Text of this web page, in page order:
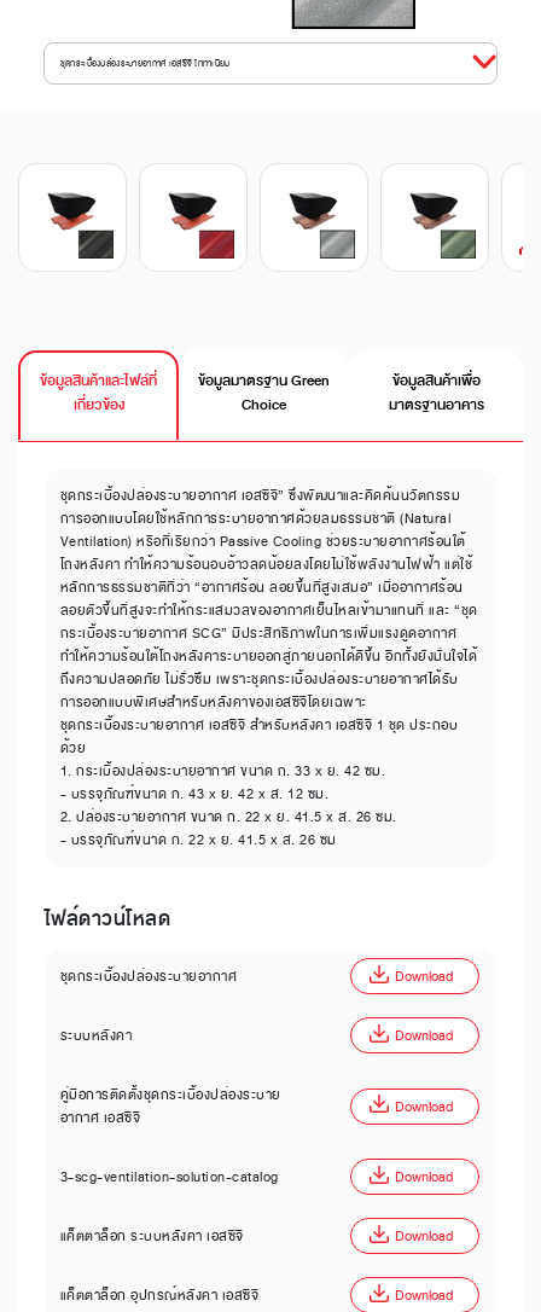
ชุดกระเบื้องปล่องระบายอากาศ เอสซีจี ไททาเนียม
ข้อมูลสินค้าและไฟล์ที่
เกี่ยวข้อง
ข้อมูลมาตรฐาน Green
Choice
ข้อมูลสินค้าเพื่อ
มาตรฐานอาคาร
ชุดกระเบื้องปล่องระบายอากาศ เอสซีจี” ซึ่งพัฒนาและคิดค้นนวัตกรรม
การออกแบบโดยใช้หลักการระบายอากาศด้วยลมธรรมชาติ (Natural
Ventilation) หรือที่เรียกว่า Passive Cooling ช่วยระบายอากาศร้อนใต้
โถงหลังคา ทำให้ความร้อนอบอ้าวลดน้อยลงโดยไม่ใช้พลังงานไฟฟ้า แต่ใช้
หลักการธรรมชาติที่ว่า “อากาศร้อน ลอยขึ้นที่สูงเสมอ” เมื่ออากาศร้อน
ลอยตัวขึ้นที่สูงจะทำให้กระแสมวลของอากาศเย็นไหลเข้ามาแทนที่ และ “ชุด
กระเบื้องระบายอากาศ SCG” มีประสิทธิภาพในการเพิ่มแรงดูดอากาศ
ทำให้ความร้อนใต้โถงหลังคาระบายออกสู่ภายนอกได้ดีขึ้น อีกทั้งยังมั่นใจได้
ถึงความปลอดภัย ไม่รั่วซึม เพราะชุดกระเบื้องปล่องระบายอากาศได้รับ
การออกแบบพิเศษสำหรับหลังคาของเอสซีจีโดยเฉพาะ
ชุดกระเบื้องระบายอากาศ เอสซีจี สำหรับหลังคา เอสซีจี 1 ชุด ประกอบ
ด้วย
1. กระเบื้องปล่องระบายอากาศ ขนาด ก. 33 x ย. 42 ซม.
- บรรจุภัณฑ์ขนาด ก. 43 x ย. 42 x ส. 12 ซม.
2. ปล่องระบายอากาศ ขนาด ก. 22 x ย. 41.5 x ส. 26 ซม.
- บรรจุภัณฑ์ขนาด ก. 22 x ย. 41.5 x ส. 26 ซม
ไฟล์ดาวน์โหลด
ชุดกระเบื้องปล่องระบายอากาศ Download
ระบบหลังคา Download
คู่มือการติดตั้งชุดกระเบื้องปล่องระบาย
อากาศ เอสซีจี
Download
3-scg-ventilation-solution-catalog Download
แค็ตตาล็อก ระบบหลังคา เอสซีจี Download
แค็ตตาล็อก อุปกรณ์หลังคา เอสซีจี Download